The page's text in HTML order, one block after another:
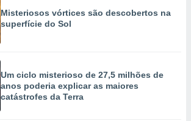
Misteriosos vórtices são descobertos na
superfície do Sol
Um ciclo misterioso de 27,5 milhões de
anos poderia explicar as maiores
catástrofes da Terra